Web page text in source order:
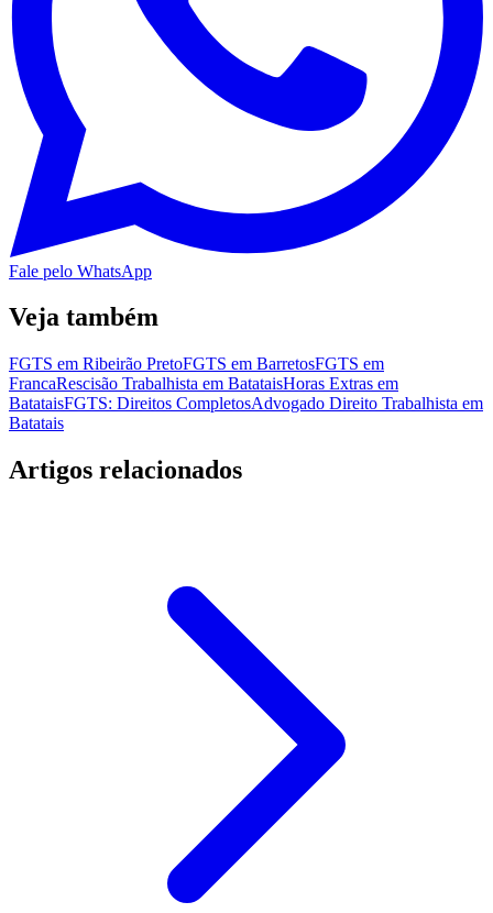
Fale pelo WhatsApp
Veja também
FGTS em Ribeirão PretoFGTS em BarretosFGTS em
FrancaRescisão Trabalhista em BatataisHoras Extras em
BatataisFGTS: Direitos CompletosAdvogado Direito Trabalhista em
Batatais
Artigos relacionados